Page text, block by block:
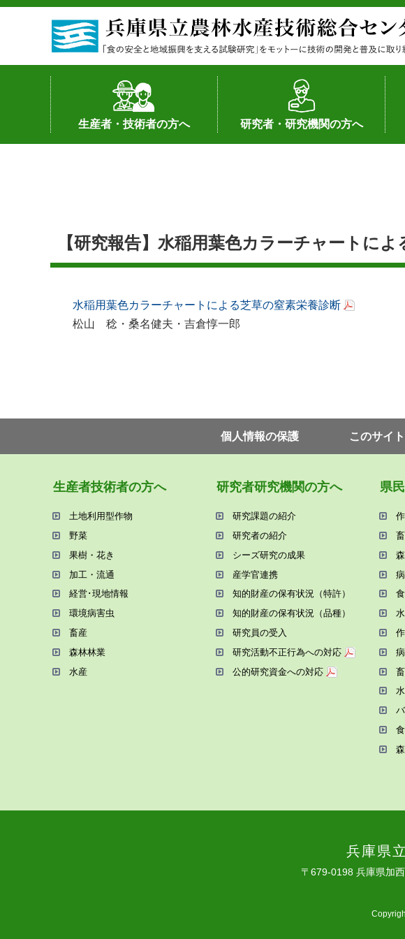
生産者・技術者の方へ
土地利用型作物
野菜
果樹・花き
加工・流通
経営･現地情報
環境病害虫
畜産
森林林業
水産
基幹種雄牛の紹介
研究者・研究機関の方へ
研究者の紹介
シーズ研究の成果
産学官連携
知的財産の保有状況（特許）
知的財産の保有状況（品種）
研究員の受入
研究活動不正行為への対応
公的研究資金への対応
【研究報告】水稲用葉色カラーチャートに
水稲用葉色カラーチャートによる芝草の窒素栄養診断
松山 稔・桑名健夫・吉倉惇一郎
個⼈情報の保護 このサイ
⽣産者技術者の⽅へ
⼟地利⽤型作物
野菜
果樹・花き
加⼯・流通
経営･現地情報
環境病害⾍
畜産
森林林業
⽔産
研究者研究機関の⽅へ
研究課題の紹介
研究者の紹介
シーズ研究の成果
産学官連携
知的財産の保有状況（特許）
知的財産の保有状況（品種）
研究員の受⼊
研究活動不正⾏為への対応
公的研究資金への対応
県
兵庫県
〒679-0198 兵庫県加